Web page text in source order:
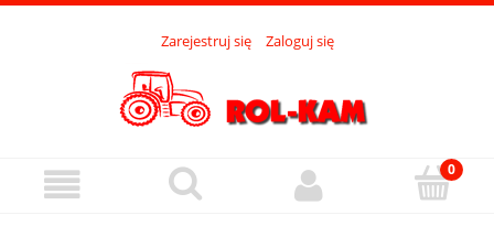
Zarejestruj się Zaloguj się